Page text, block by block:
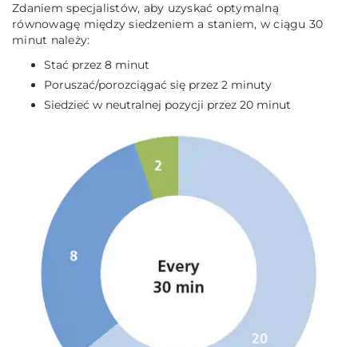
Zdaniem specjalistów, aby uzyskać optymalną
równowagę między siedzeniem a staniem, w ciągu 30
minut należy:
Stać przez 8 minut
Poruszać/porozciągać się przez 2 minuty
Siedzieć w neutralnej pozycji przez 20 minut